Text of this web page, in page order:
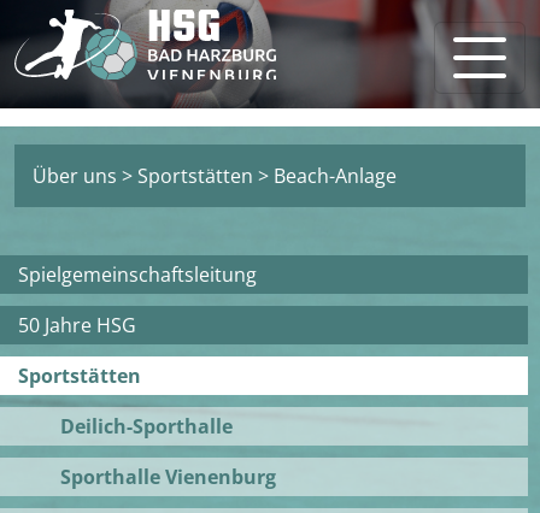
Über uns >Sportstätten > Beach-Anlage
Spielgemeinschaftsleitung
50 Jahre HSG
Sportstätten
Deilich-Sporthalle
Sporthalle Vienenburg